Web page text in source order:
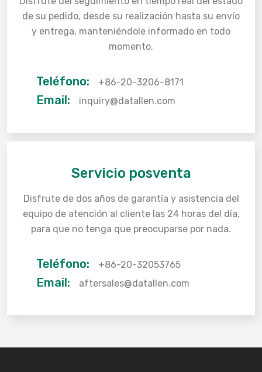
de su pedido, desde su realización hasta su envío
y entrega, manteniéndole informado en todo
momento.
Teléfono: +86-20-3206-8171
Email: inquiry@datallen.com
Servicio posventa
Disfrute de dos años de garantía y asistencia del
equipo de atención al cliente las 24 horas del día,
para que no tenga que preocuparse por nada.
Teléfono: +86-20-32053765
Email: aftersales@datallen.com